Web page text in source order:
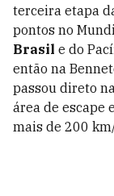
terceira etapa
pontos no
Brasil e do
então na
passou direto
área de escape
mais de 200